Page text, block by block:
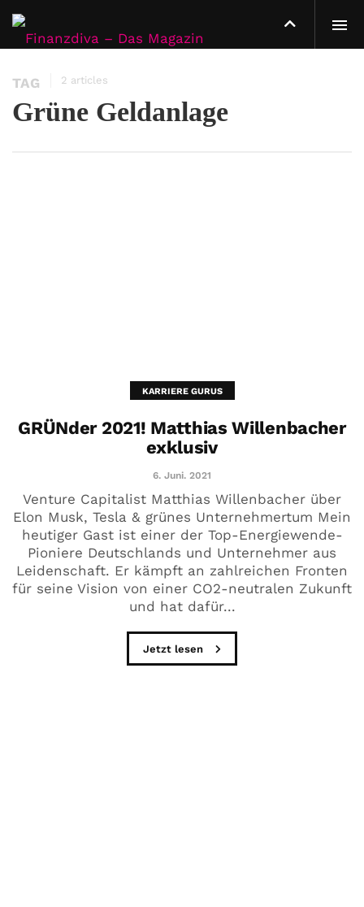
TAG 2 articles
Grüne Geldanlage
KARRIERE GURUS
GRÜNder 2021! Matthias Willenbacher
exklusiv
6. Juni. 2021
Venture Capitalist Matthias Willenbacher über
Elon Musk, Tesla & grünes Unternehmertum Mein
heutiger Gast ist einer der Top-Energiewende-
Pioniere Deutschlands und Unternehmer aus
Leidenschaft. Er kämpft an zahlreichen Fronten
für seine Vision von einer CO2-neutralen Zukunft
und hat dafür...
Jetzt lesen